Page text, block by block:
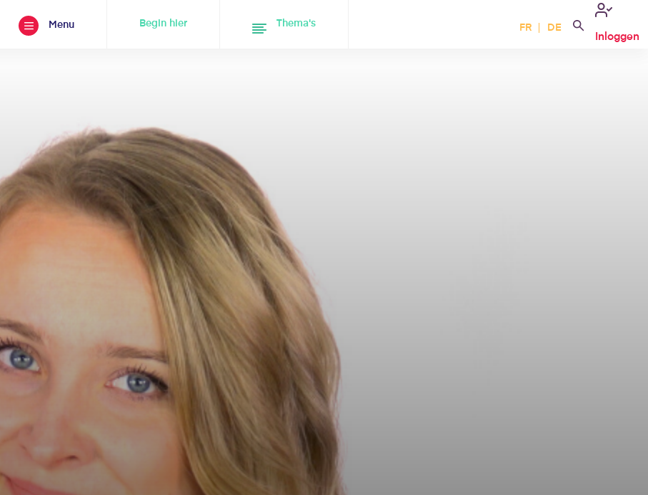
Menu Begin hier Thema's FR DE
Inloggen